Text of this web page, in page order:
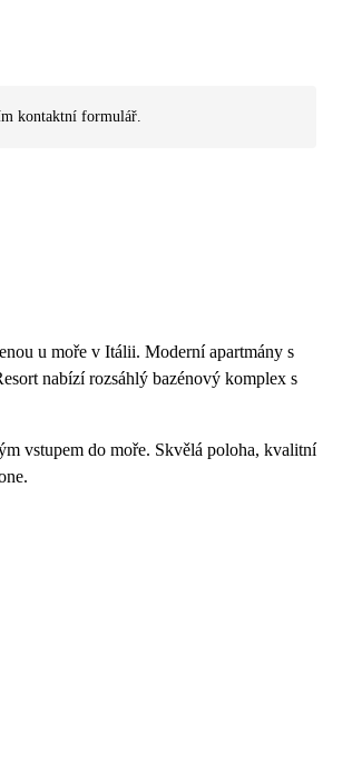
kontaktní formulář.
u moře v Itálii. Moderní apartmány s
nabízí rozsáhlý bazénový komplex s
vstupem do moře. Skvělá poloha, kvalitní